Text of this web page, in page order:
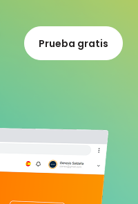
Prueba gratis